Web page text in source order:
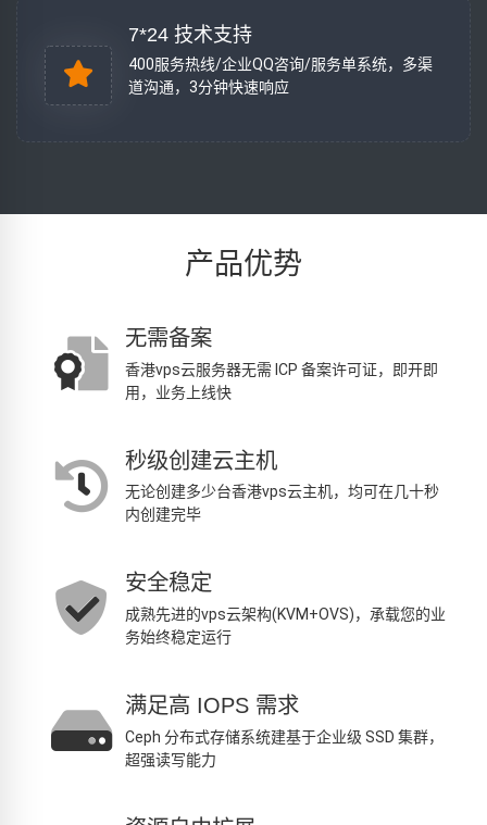
7*24 技术支持
400服务热线/企业QQ咨询/服务单系统，多渠
道沟通，3分钟快速响应
产品优势
无需备案
香港vps云服务器无需 ICP 备案许可证，即开即
用，业务上线快
秒级创建云主机
无论创建多少台香港vps云主机，均可在几十秒
内创建完毕
安全稳定
成熟先进的vps云架构(KVM+OVS)，承载您的业
务始终稳定运行
满足高 IOPS 需求
Ceph 分布式存储系统建基于企业级 SSD 集群，
超强读写能力